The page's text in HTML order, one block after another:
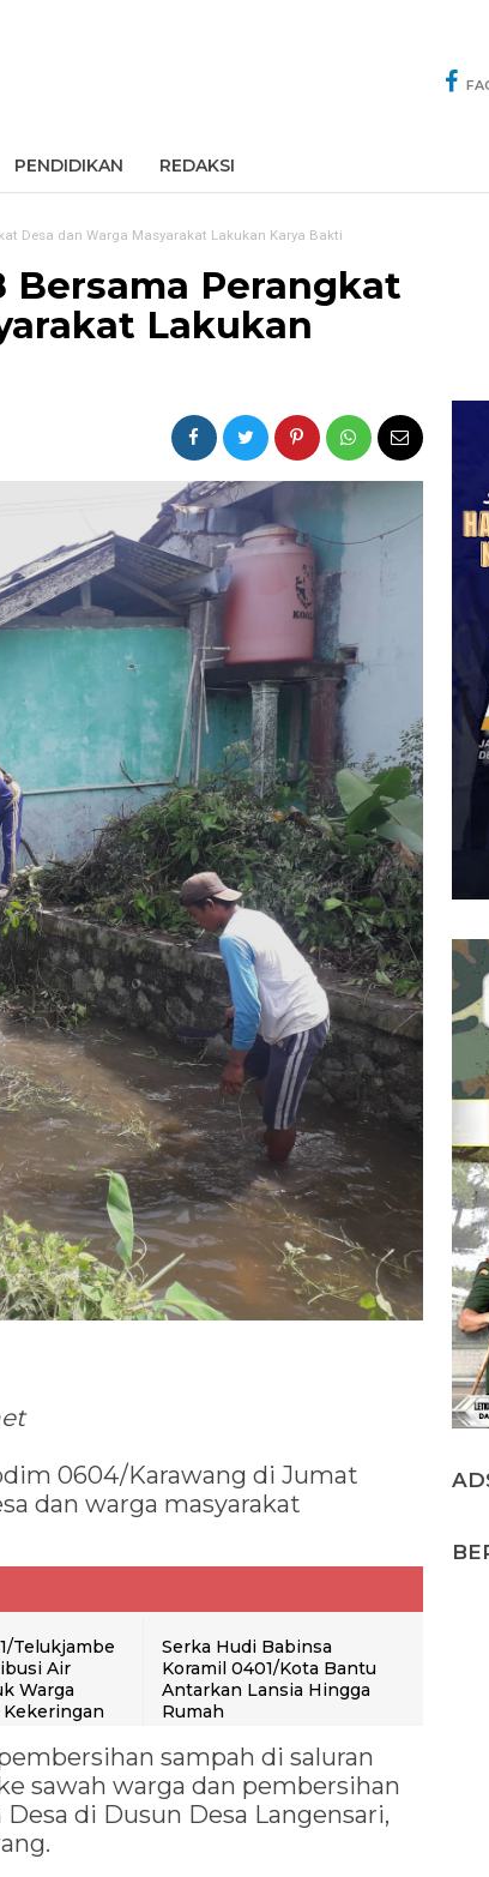
PENDIDIKAN REDAKSI
Desa dan Warga Masyarakat Lakukan Karya Bakti
Bersama Perangkat
Lakukan
0604/Karawang di Jumat
dan warga masyarakat
Telukjambe
Air
Warga
Serka Hudi Babinsa
Koramil 0401/Kota Bantu
Antarkan Lansia Hingga
Rumah
sampah di saluran
sawah warga dan pembersihan
di Dusun Desa Langensari,